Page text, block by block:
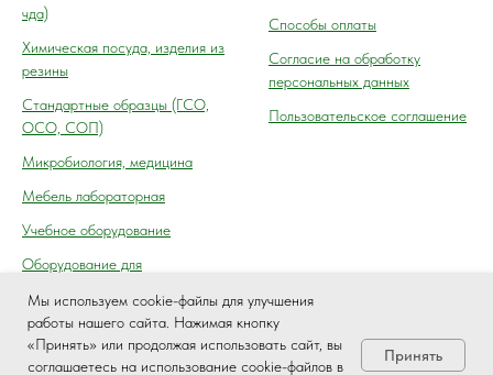
Мы используем cookie-файлы для улучшения
работы нашего сайта. Нажимая кнопку
«Принять» или продолжая использовать сайт, вы
соглашаетесь на использование cookie-файлов в
Принять
чда)
Химическая посуда, изделия из
резины
Cтандартные образцы (ГСО,
ОСО, СОП)
Микробиология, медицина
Мебель лабораторная
Учебное оборудование
Оборудование для
осмотра (контроля) ГАИ
Способы оплаты
Согласие на обработку
персональных данных
Пользовательское соглашение